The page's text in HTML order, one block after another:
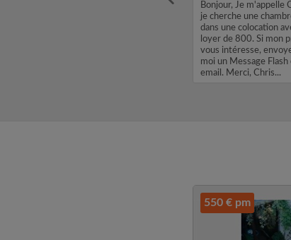
Bonjour, Je m'appelle
je cherche une
dans une colocation
loyer de 800. Si mon
vous intéresse,
moi un Message Flash
email. Merci, Chris...
550 € pm